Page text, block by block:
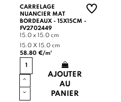
CARRELAGE
NUANCIER MAT
BORDEAUX - 15X15CM -
FV2702449
15.0 x 15.0 cm
15.0 X 15.0 cm
58.80 €/m²
AJOUTER
AU
PANIER